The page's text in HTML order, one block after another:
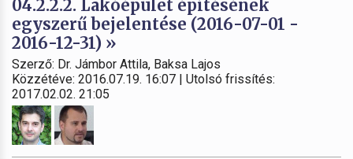
04.2.2.2. Lakóépület építésének
egyszerű bejelentése (2016-07-01 -
2016-12-31) »
Szerző: Dr. Jámbor Attila, Baksa Lajos
Közzétéve: 2016.07.19. 16:07 | Utolsó frissítés:
2017.02.02. 21:05